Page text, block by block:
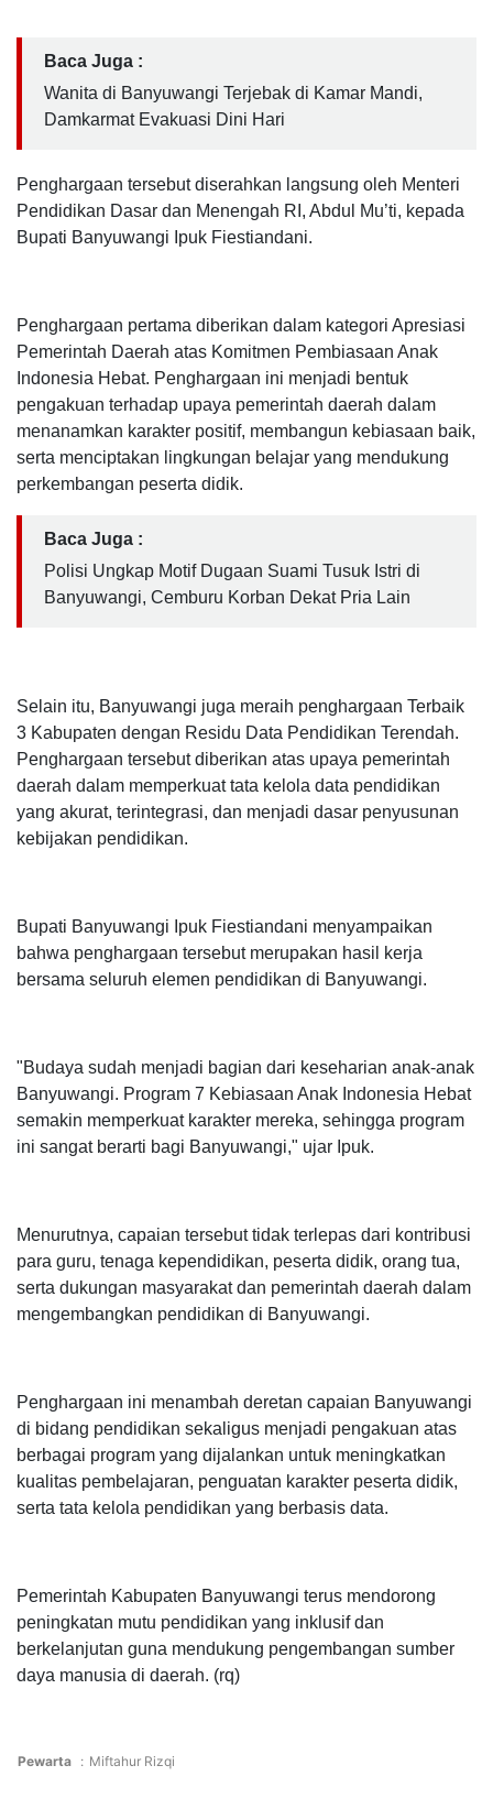
Baca Juga :
Wanita di Banyuwangi Terjebak di Kamar Mandi,
Damkarmat Evakuasi Dini Hari
Penghargaan tersebut diserahkan langsung oleh Menteri
Pendidikan Dasar dan Menengah RI, Abdul Mu’ti, kepada
Bupati Banyuwangi Ipuk Fiestiandani.
Penghargaan pertama diberikan dalam kategori Apresiasi
Pemerintah Daerah atas Komitmen Pembiasaan Anak
Indonesia Hebat. Penghargaan ini menjadi bentuk
pengakuan terhadap upaya pemerintah daerah dalam
menanamkan karakter positif, membangun kebiasaan baik,
serta menciptakan lingkungan belajar yang mendukung
perkembangan peserta didik.
Baca Juga :
Polisi Ungkap Motif Dugaan Suami Tusuk Istri di
Banyuwangi, Cemburu Korban Dekat Pria Lain
Selain itu, Banyuwangi juga meraih penghargaan Terbaik
3 Kabupaten dengan Residu Data Pendidikan Terendah.
Penghargaan tersebut diberikan atas upaya pemerintah
daerah dalam memperkuat tata kelola data pendidikan
yang akurat, terintegrasi, dan menjadi dasar penyusunan
kebijakan pendidikan.
Bupati Banyuwangi Ipuk Fiestiandani menyampaikan
bahwa penghargaan tersebut merupakan hasil kerja
bersama seluruh elemen pendidikan di Banyuwangi.
"Budaya sudah menjadi bagian dari keseharian anak-anak
Banyuwangi. Program 7 Kebiasaan Anak Indonesia Hebat
semakin memperkuat karakter mereka, sehingga program
ini sangat berarti bagi Banyuwangi," ujar Ipuk.
Menurutnya, capaian tersebut tidak terlepas dari kontribusi
para guru, tenaga kependidikan, peserta didik, orang tua,
serta dukungan masyarakat dan pemerintah daerah dalam
mengembangkan pendidikan di Banyuwangi.
Penghargaan ini menambah deretan capaian Banyuwangi
di bidang pendidikan sekaligus menjadi pengakuan atas
berbagai program yang dijalankan untuk meningkatkan
kualitas pembelajaran, penguatan karakter peserta didik,
serta tata kelola pendidikan yang berbasis data.
Pemerintah Kabupaten Banyuwangi terus mendorong
peningkatan mutu pendidikan yang inklusif dan
berkelanjutan guna mendukung pengembangan sumber
daya manusia di daerah. (rq)
Pewarta : Miftahur Rizqi